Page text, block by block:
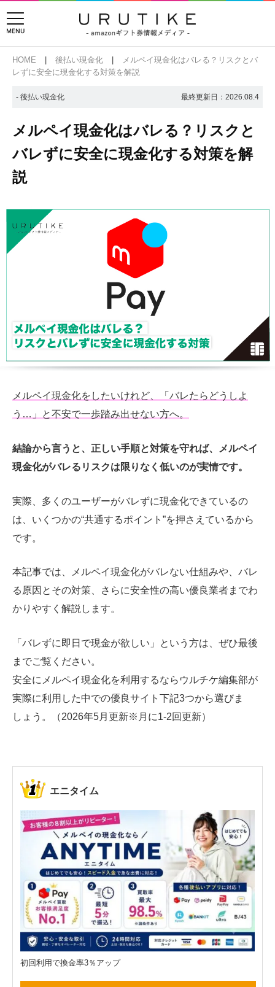
HOME 後払い現金化
メルペイ現金化はバレる？リスクとバ
レずに安全に現金化する対策を解説
- 後払い現金化 最終更新日： 2026.08.4
メルペイ現金化はバレる？リスクと
バレずに安全に現金化する対策を解
説
メルペイ現金化をしたいけれど、「バレたらどうしよ
う…」と不安で一歩踏み出せない方へ。
結論から言うと、正しい手順と対策を守れば、メルペイ
現金化がバレるリスクは限りなく低いのが実情です。
実際、多くのユーザーがバレずに現金化できているの
は、いくつかの“共通するポイント”を押さえているから
です。
本記事では、メルペイ現金化がバレない仕組みや、バレ
る原因とその対策、さらに安全性の高い優良業者までわ
かりやすく解説します。
「バレずに即日で現金が欲しい」という方は、ぜひ最後
までご覧ください。
安全にメルペイ現金化を利用するならウルチケ編集部が
実際に利用した中での優良サイト下記3つから選びま
しょう。（2026年5月更新※月に1-2回更新）
エニタイム
初回利用で換金率3％アップ